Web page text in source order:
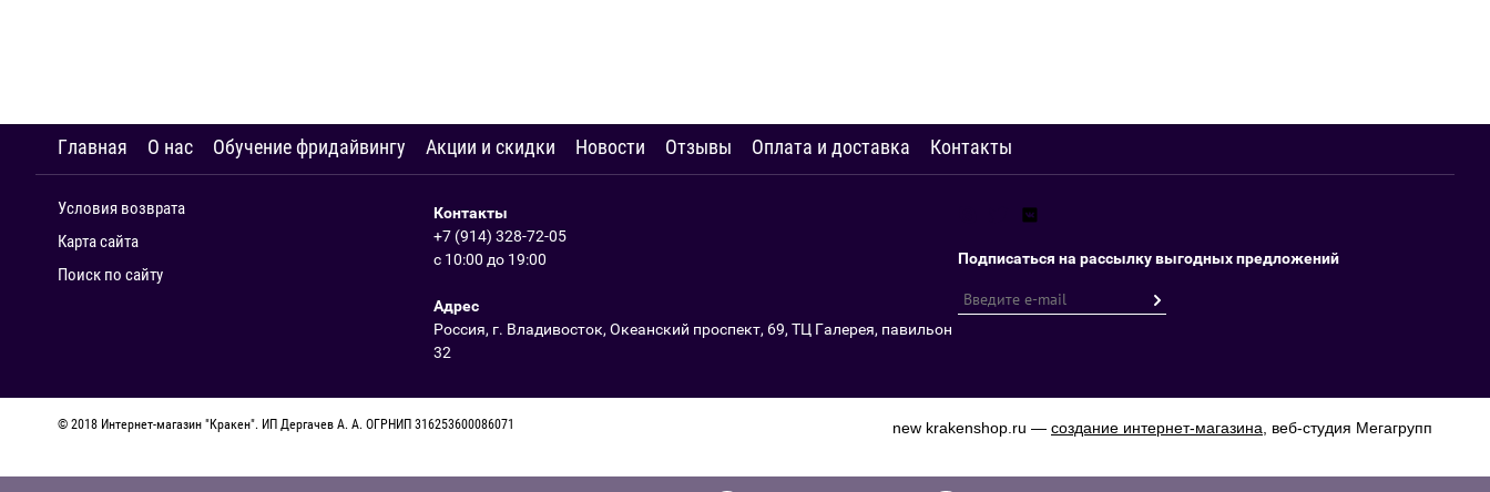
Главная О нас Обучение фридайвингу Акции и скидки Новости Отзывы Оплата и доставка Контакты
Условия возврата
Карта сайта
Поиск по сайту
Контакты
+7 (914) 328-72-05
с 10:00 до 19:00
Адрес
Россия, г. Владивосток, Океанский проспект, 69, ТЦ Галерея, павильон
32
Подписаться на рассылку выгодных предложений
© 2018 Интернет-магазин "Кракен". ИП Дергачев А. А. ОГРНИП 316253600086071 new krakenshop.ru — создание интернет-магазина , веб-студия Мегагрупп